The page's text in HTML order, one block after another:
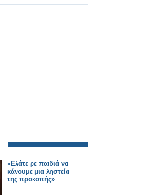
«Ελάτε ρε παιδιά να
κάνουμε μια ληστεία
της προκοπής»